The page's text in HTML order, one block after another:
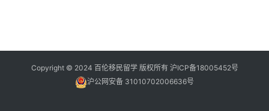
Copyright © 2024 百伦移民留学 版权所有 沪ICP备18005452号
沪公网安备 31010702006636号